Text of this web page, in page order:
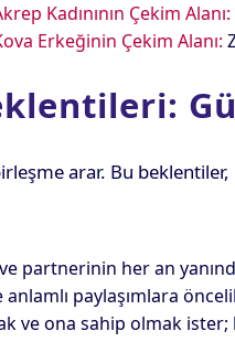
Kadınının Çekim Alanı:
Erkeğinin Çekim Alanı:
arar. Bu
partnerinin her an
paylaşımlara
ve ona sahip olmak